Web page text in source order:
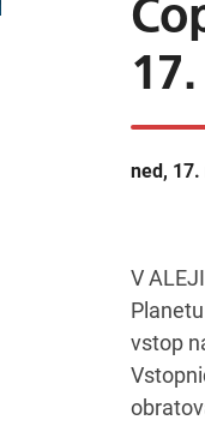
ned,
V
vstop